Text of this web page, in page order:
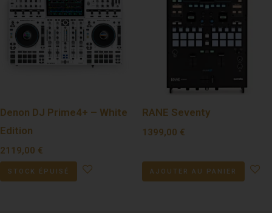
Denon DJ Prime4+ – White
Edition
2119,00 €
STOCK ÉPUISÉ
RANE Seventy
1399,00 €
AJOUTER AU PANIER